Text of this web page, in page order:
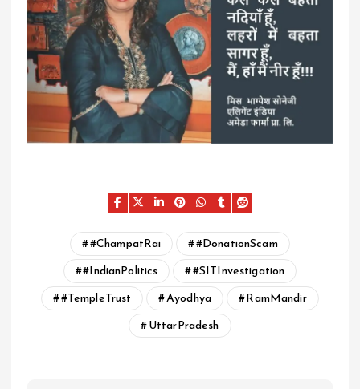
#ChampatRai #DonationScam
#IndianPolitics #SITInvestigation
#TempleTrust Ayodhya RamMandir
UttarPradesh